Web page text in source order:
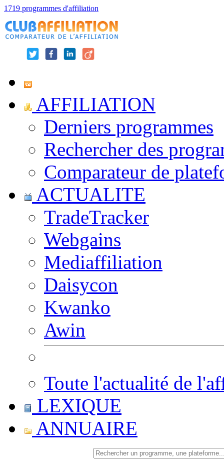
1719 programmes d'affiliation
AFFILIATION
Derniers programmes
Rechercher des
Comparateur de
ACTUALITE
TradeTracker
Webgains
Mediaffiliation
Daisycon
Kwanko
Awin
Toute l'actualité de
LEXIQUE
ANNUAIRE